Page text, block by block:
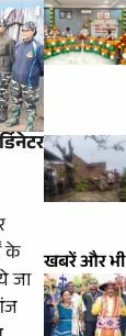
के
जा
खबरें और भी